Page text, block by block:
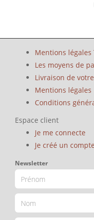
Mentions légales
Les moyens de
Livraison de
Mentions légales
Conditions
Espace client
Je me connecte
Je créé un compte
Newsletter